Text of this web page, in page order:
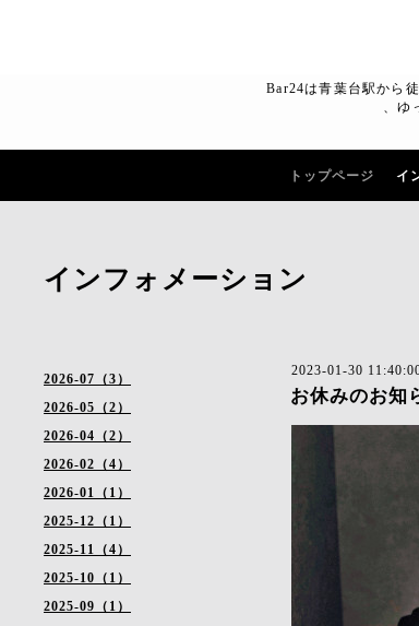
Bar24は青葉台駅から
、ゆ
トップページ イ
2026-07（3）
2026-05（2）
2026-04（2）
2026-02（4）
2026-01（1）
2025-12（1）
2025-11（4）
2025-10（1）
2025-09（1）
インフォメーション
2023-01-30
お休みのお知